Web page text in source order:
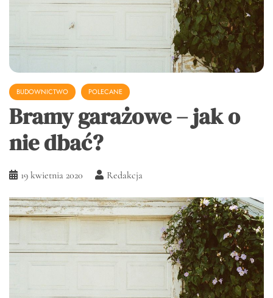
BUDOWNICTWO POLECANE
Bramy garażowe – jak o
nie dbać?
19 kwietnia 2020 Redakcja